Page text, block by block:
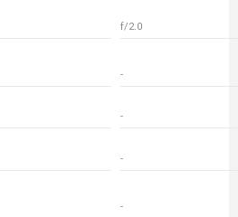
f/2.0
-
-
-
-